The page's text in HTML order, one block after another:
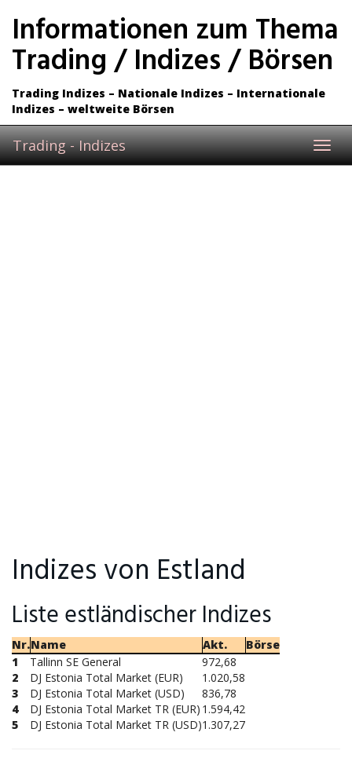
main
content
Informationen zum Thema
Trading / Indizes / Börsen
Trading Indizes – Nationale Indizes – Internationale
Indizes – weltweite Börsen
Trading - Indizes
Indizes von Estland
Liste estländischer Indizes
Nr.Name Akt.
Börse
1
Tallinn SE General
972,68
2
DJ Estonia Total Market (EUR)
1.020,58
3
DJ Estonia Total Market (USD)
836,78
4
DJ Estonia Total Market TR (EUR) 1.594,42
5
DJ Estonia Total Market TR (USD)1.307,27